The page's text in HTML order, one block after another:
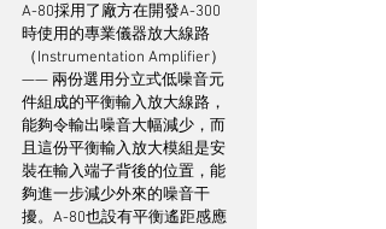
A-80採用了廠方在開發A-300
時使用的專業儀器放大線路
（Instrumentation Amplifier）
—— 兩份選用分立式低噪音元
件組成的平衡輸入放大線路，
能夠令輸出噪音大幅減少，而
且這份平衡輸入放大模組是安
裝在輸入端子背後的位置，能
夠進一步減少外來的噪音干
擾。A-80也設有平衡遙距感應